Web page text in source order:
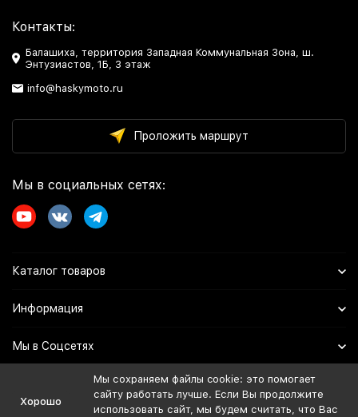
Контакты:
Балашиха, территория Западная Коммунальная Зона, ш.
Энтузиастов, 1Б, 3 этаж
info@haskymoto.ru
Проложить маршрут
Мы в социальных сетях:
Каталог товаров
Информация
Мы в Соцсетях
Политика персональных данных
Хорошо
Мы сохраняем файлы cookie: это помогает
сайту работать лучше. Если Вы продолжите
использовать сайт, мы будем считать, что Вас